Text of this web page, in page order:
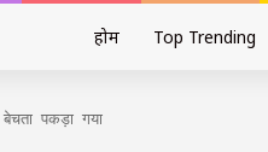
होम Top Trending
पकड़ा गया